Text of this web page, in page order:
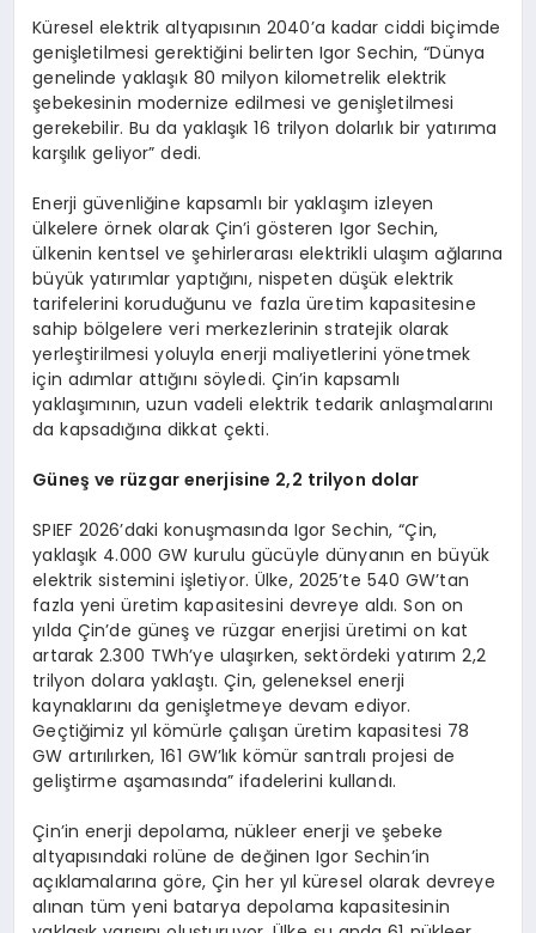
Küresel elektrik altyapısının 2040’a kadar ciddi biçimde
genişletilmesi gerektiğini belirten Igor Sechin, “Dünya
genelinde yaklaşık 80 milyon kilometrelik elektrik
şebekesinin modernize edilmesi ve genişletilmesi
gerekebilir. Bu da yaklaşık 16 trilyon dolarlık bir yatırıma
karşılık geliyor” dedi.
Enerji güvenliğine kapsamlı bir yaklaşım izleyen
ülkelere örnek olarak Çin’i gösteren Igor Sechin,
ülkenin kentsel ve şehirlerarası elektrikli ulaşım ağlarına
büyük yatırımlar yaptığını, nispeten düşük elektrik
tarifelerini koruduğunu ve fazla üretim kapasitesine
sahip bölgelere veri merkezlerinin stratejik olarak
yerleştirilmesi yoluyla enerji maliyetlerini yönetmek
için adımlar attığını söyledi. Çin’in kapsamlı
yaklaşımının, uzun vadeli elektrik tedarik anlaşmalarını
da kapsadığına dikkat çekti.
Güneş ve rüzgar enerjisine 2,2 trilyon dolar
SPIEF 2026’daki konuşmasında Igor Sechin, “Çin,
yaklaşık 4.000 GW kurulu gücüyle dünyanın en büyük
elektrik sistemini işletiyor. Ülke, 2025’te 540 GW’tan
fazla yeni üretim kapasitesini devreye aldı. Son on
yılda Çin’de güneş ve rüzgar enerjisi üretimi on kat
artarak 2.300 TWh’ye ulaşırken, sektördeki yatırım 2,2
trilyon dolara yaklaştı. Çin, geleneksel enerji
kaynaklarını da genişletmeye devam ediyor.
Geçtiğimiz yıl kömürle çalışan üretim kapasitesi 78
GW artırılırken, 161 GW’lık kömür santralı projesi de
geliştirme aşamasında” ifadelerini kullandı.
Çin’in enerji depolama, nükleer enerji ve şebeke
altyapısındaki rolüne de değinen Igor Sechin’in
açıklamalarına göre, Çin her yıl küresel olarak devreye
alınan tüm yeni batarya depolama kapasitesinin